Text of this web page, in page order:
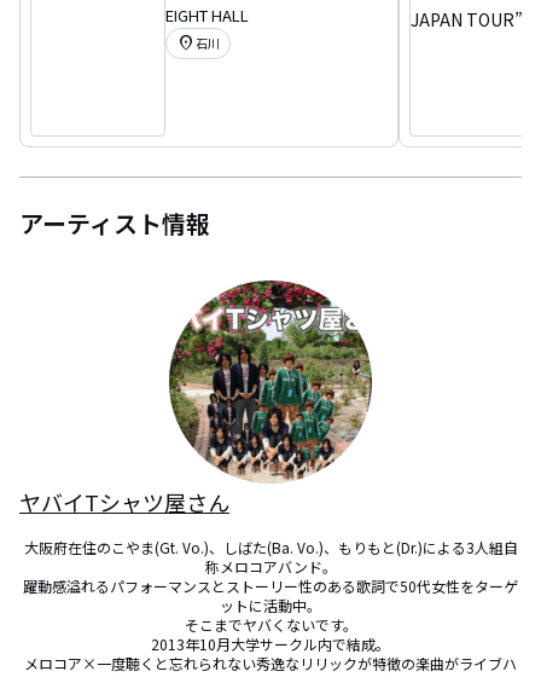
EIGHT HALL
location_on 石川
アーティスト情報
ヤバイTシャツ屋さん
大阪府在住のこやま(Gt. Vo.)、しばた(Ba. Vo.)、もりもと(Dr.)による3人組自
称メロコアバンド。
躍動感溢れるパフォーマンスとストーリー性のある歌詞で50代女性をターゲ
ットに活動中。
そこまでヤバくないです。
2013年10月大学サークル内で結成。
メロコア×一度聴くと忘れられない秀逸なリリックが特徴の楽曲がライブハ